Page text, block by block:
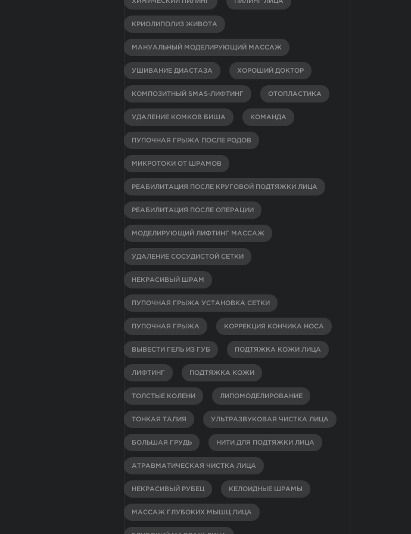
ХИМИЧЕСКИЙ ПИЛИНГ ПИЛИНГ ЛИЦА
КРИОЛИПОЛИЗ ЖИВОТА
МАНУАЛЬНЫЙ МОДЕЛИРУЮЩИЙ МАССАЖ
УШИВАНИЕ ДИАСТАЗА ХОРОШИЙ ДОКТОР
КОМПОЗИТНЫЙ SMAS-ЛИФТИНГ ОТОПЛАСТИКА
УДАЛЕНИЕ КОМКОВ БИША КОМАНДА
ПУПОЧНАЯ ГРЫЖА ПОСЛЕ РОДОВ
МИКРОТОКИ ОТ ШРАМОВ
РЕАБИЛИТАЦИЯ ПОСЛЕ КРУГОВОЙ ПОДТЯЖКИ ЛИЦА
РЕАБИЛИТАЦИЯ ПОСЛЕ ОПЕРАЦИИ
МОДЕЛИРУЮЩИЙ ЛИФТИНГ МАССАЖ
УДАЛЕНИЕ СОСУДИСТОЙ СЕТКИ
НЕКРАСИВЫЙ ШРАМ
ПУПОЧНАЯ ГРЫЖА УСТАНОВКА СЕТКИ
ПУПОЧНАЯ ГРЫЖА КОРРЕКЦИЯ КОНЧИКА НОСА
ВЫВЕСТИ ГЕЛЬ ИЗ ГУБ ПОДТЯЖКА КОЖИ ЛИЦА
ЛИФТИНГ ПОДТЯЖКА КОЖИ
ТОЛСТЫЕ КОЛЕНИ ЛИПОМОДЕЛИРОВАНИЕ
ТОНКАЯ ТАЛИЯ УЛЬТРАЗВУКОВАЯ ЧИСТКА ЛИЦА
БОЛЬШАЯ ГРУДЬ НИТИ ДЛЯ ПОДТЯЖКИ ЛИЦА
АТРАВМАТИЧЕСКАЯ ЧИСТКА ЛИЦА
НЕКРАСИВЫЙ РУБЕЦ КЕЛОИДНЫЕ ШРАМЫ
МАССАЖ ГЛУБОКИХ МЫШЦ ЛИЦА